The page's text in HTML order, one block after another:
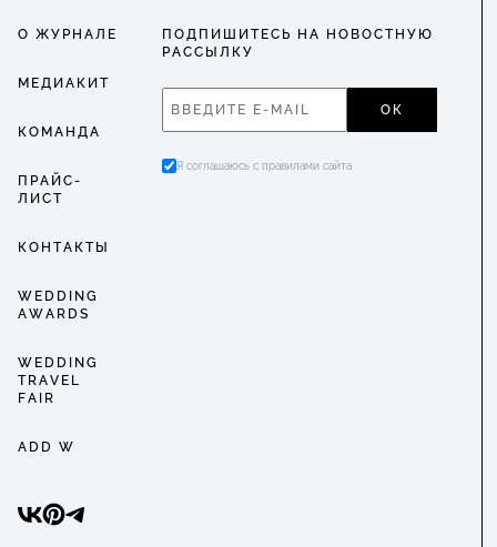
О ЖУРНАЛЕ
МЕДИАКИТ
КОМАНДА
ПРАЙС-
ЛИСТ
КОНТАКТЫ
WEDDING
AWARDS
WEDDING
TRAVEL
FAIR
ADD W
ПОДПИШИТЕСЬ НА НОВОСТНУЮ
РАССЫЛКУ
ОК
Я соглашаюсь с правилами сайта